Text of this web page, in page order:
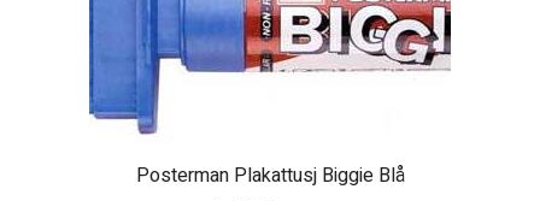
Posterman Plakattusj Biggie Blå